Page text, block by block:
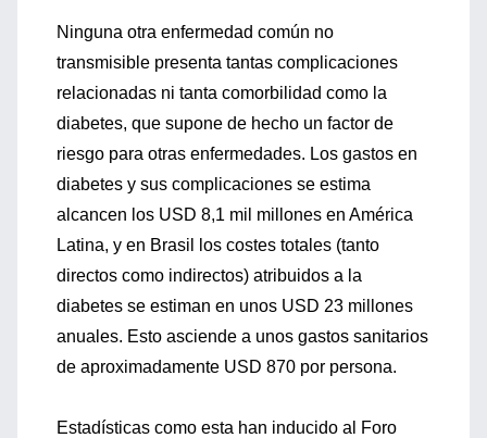
Ninguna otra enfermedad común no
transmisible presenta tantas complicaciones
relacionadas ni tanta comorbilidad como la
diabetes, que supone de hecho un factor de
riesgo para otras enfermedades. Los gastos en
diabetes y sus complicaciones se estima
alcancen los USD 8,1 mil millones en América
Latina, y en Brasil los costes totales (tanto
directos como indirectos) atribuidos a la
diabetes se estiman en unos USD 23 millones
anuales. Esto asciende a unos gastos sanitarios
de aproximadamente USD 870 por persona.
Estadísticas como esta han inducido al Foro